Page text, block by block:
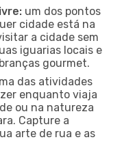
um dos pontos
cidade está na
a cidade sem
iguarias locais e
gourmet.
das atividades
enquanto viaja
ou na natureza
Capture a
arte de rua e as